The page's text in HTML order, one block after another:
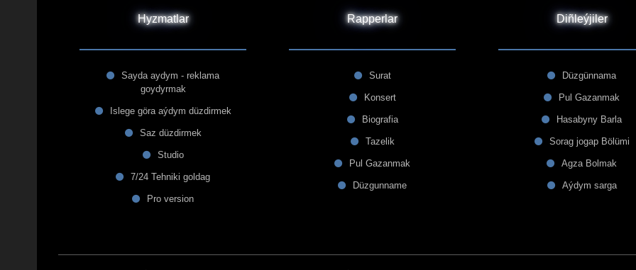
Hyzmatlar
Sayda aydym - reklama
goydyrmak
Islege göra aýdym düzdirmek
Saz düzdirmek
Studio
7/24 Tehniki goldag
Pro version
Rapperlar
Surat
Konsert
Biografia
Tazelik
Pul Gazanmak
Düzgunname
Diñleýjiler
Düzgünnama
Pul Gazanmak
Hasabyny Barla
Sorag jogap Bölümi
Agza Bolmak
Aýdym sarga